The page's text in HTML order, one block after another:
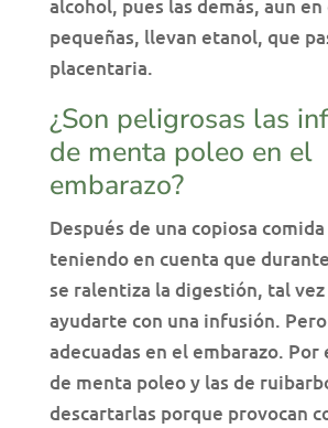
alcohol, pues las demás, aun
pequeñas, llevan etanol, que
placentaria.
¿Son peligrosas las
de menta poleo en el
embarazo?
Después de una copiosa
teniendo en cuenta que
se ralentiza la digestión, tal vez
ayudarte con una infusión.
adecuadas en el embarazo. Por
de menta poleo y las de
descartarlas porque provocan